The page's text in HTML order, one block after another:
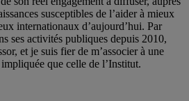
susceptibles de l’aider à mieux
internationaux d’aujourd’hui. Par
ses activités publiques depuis 2010,
et je suis fier de m’associer à une
que celle de l’Institut.